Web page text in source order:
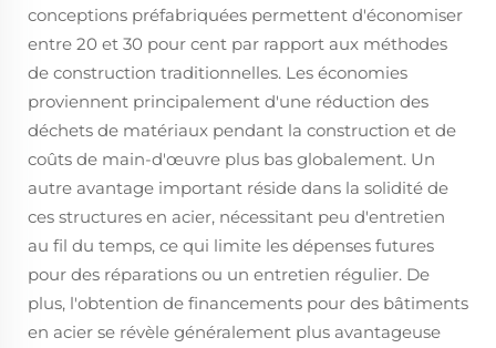
conceptions préfabriquées permettent d'économiser
entre 20 et 30 pour cent par rapport aux méthodes
de construction traditionnelles. Les économies
proviennent principalement d'une réduction des
déchets de matériaux pendant la construction et de
coûts de main-d'œuvre plus bas globalement. Un
autre avantage important réside dans la solidité de
ces structures en acier, nécessitant peu d'entretien
au fil du temps, ce qui limite les dépenses futures
pour des réparations ou un entretien régulier. De
plus, l'obtention de financements pour des bâtiments
en acier se révèle généralement plus avantageuse